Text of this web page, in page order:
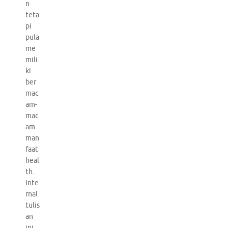
n
teta
pi
pula
me
mili
ki
ber
mac
am-
mac
am
man
faat
heal
th.
Inte
rnal
tulis
an